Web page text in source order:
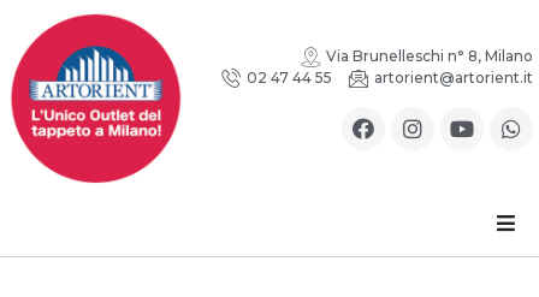
Via Brunelleschi n° 8, Milano
02 47 44 55
artorient@artorient.it